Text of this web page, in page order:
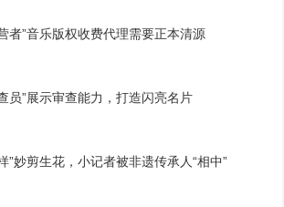
者”音乐版权收费代理需要正本清源
员”展示审查能力，打造闪亮名片
”妙剪生花，小记者被非遗传承人“相中”